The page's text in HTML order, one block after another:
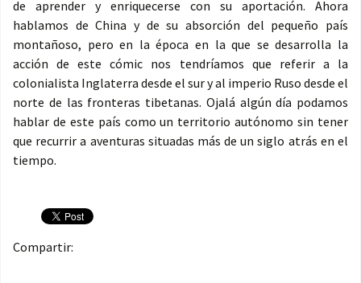
de aprender y enriquecerse con su aportación. Ahora
hablamos de China y de su absorción del pequeño país
montañoso, pero en la época en la que se desarrolla la
acción de este cómic nos tendríamos que referir a la
colonialista Inglaterra desde el sur y al imperio Ruso desde el
norte de las fronteras tibetanas. Ojalá algún día podamos
hablar de este país como un territorio autónomo sin tener
que recurrir a aventuras situadas más de un siglo atrás en el
tiempo.
Compartir: